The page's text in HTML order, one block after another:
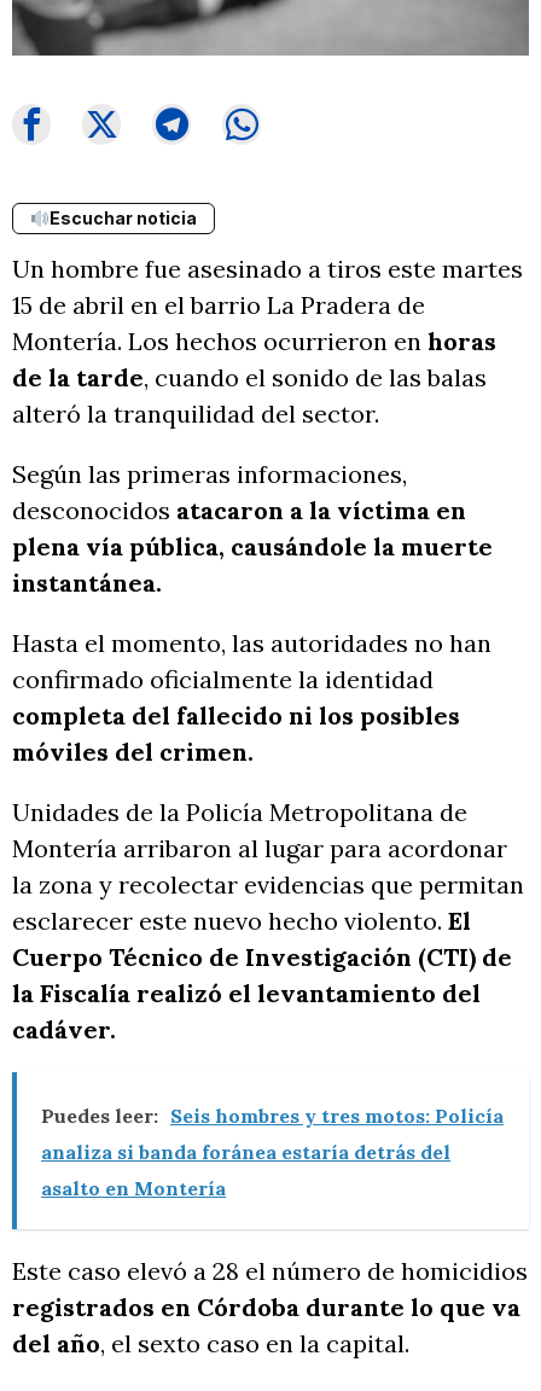
Escuchar noticia
Un hombre fue asesinado a tiros este martes
15 de abril en el barrio La Pradera de
Montería. Los hechos ocurrieron en horas
de la tarde, cuando el sonido de las balas
alteró la tranquilidad del sector.
Según las primeras informaciones,
desconocidos atacaron a la víctima en
plena vía pública, causándole la muerte
instantánea.
Hasta el momento, las autoridades no han
confirmado oficialmente la identidad
completa del fallecido ni los posibles
móviles del crimen.
Unidades de la Policía Metropolitana de
Montería arribaron al lugar para acordonar
la zona y recolectar evidencias que permitan
esclarecer este nuevo hecho violento. El
Cuerpo Técnico de Investigación (CTI) de
la Fiscalía realizó el levantamiento del
cadáver.
Puedes leer: Seis hombres y tres motos: Policía
analiza si banda foránea estaría detrás del
asalto en Montería
Este caso elevó a 28 el número de homicidios
registrados en Córdoba durante lo que va
del año, el sexto caso en la capital.